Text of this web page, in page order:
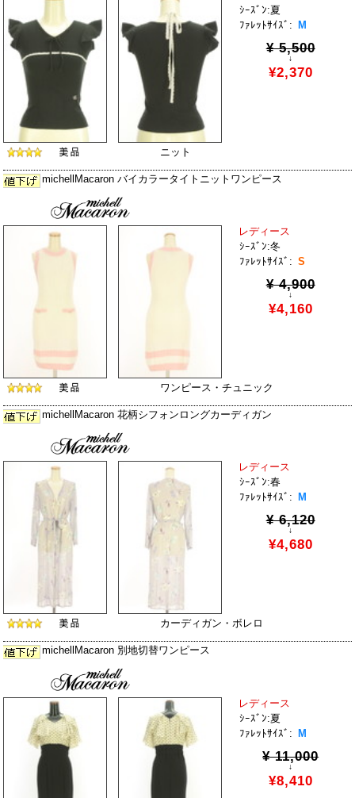
ｼｰｽﾞﾝ:夏
ﾌｧﾚｯﾄｻｲｽﾞ:
M
¥ 5,500
↓
¥2,370
ニット
michellMacaron バイカラータイトニットワンピース
レディース
ｼｰｽﾞﾝ:冬
ﾌｧﾚｯﾄｻｲｽﾞ: S
¥ 4,900
↓
¥4,160
ワンピース・チュニック
michellMacaron 花柄シフォンロングカーディガン
レディース
ｼｰｽﾞﾝ:春
ﾌｧﾚｯﾄｻｲｽﾞ:
M
¥ 6,120
↓
¥4,680
カーディガン・ボレロ
michellMacaron 別地切替ワンピース
レディース
ｼｰｽﾞﾝ:夏
ﾌｧﾚｯﾄｻｲｽﾞ: M
¥ 11,000
↓
¥8,410